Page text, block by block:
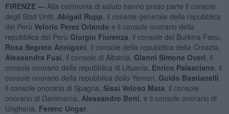
FIRENZE — Alla cerimonia di saluto hanno preso parte il console
degli Stati Uniti, Abigail Rupp , il console generale della repubblica
del Perù Velorio Perez Orlando e il console onorario della
repubblica del Perù Giorgio Fiorenza , il console del Burkina Fasu,
Rosa Segreto Annigoni , il console della repubblica della Croazia,
Alessandra Fusi , il console di Albania, Gianni Simone Overi , il
console onorario della repubblica di Lituania, Enrico Palasciano , il
console onorario della repubblica dello Yemen, Guido Bastianelli
il console onorario di Spagna, Sissi Veloso Mata , il console
onorario di Danimarca, Alessandro Berti , e il console onorario di
Ungheria, Ferenc Ungar.